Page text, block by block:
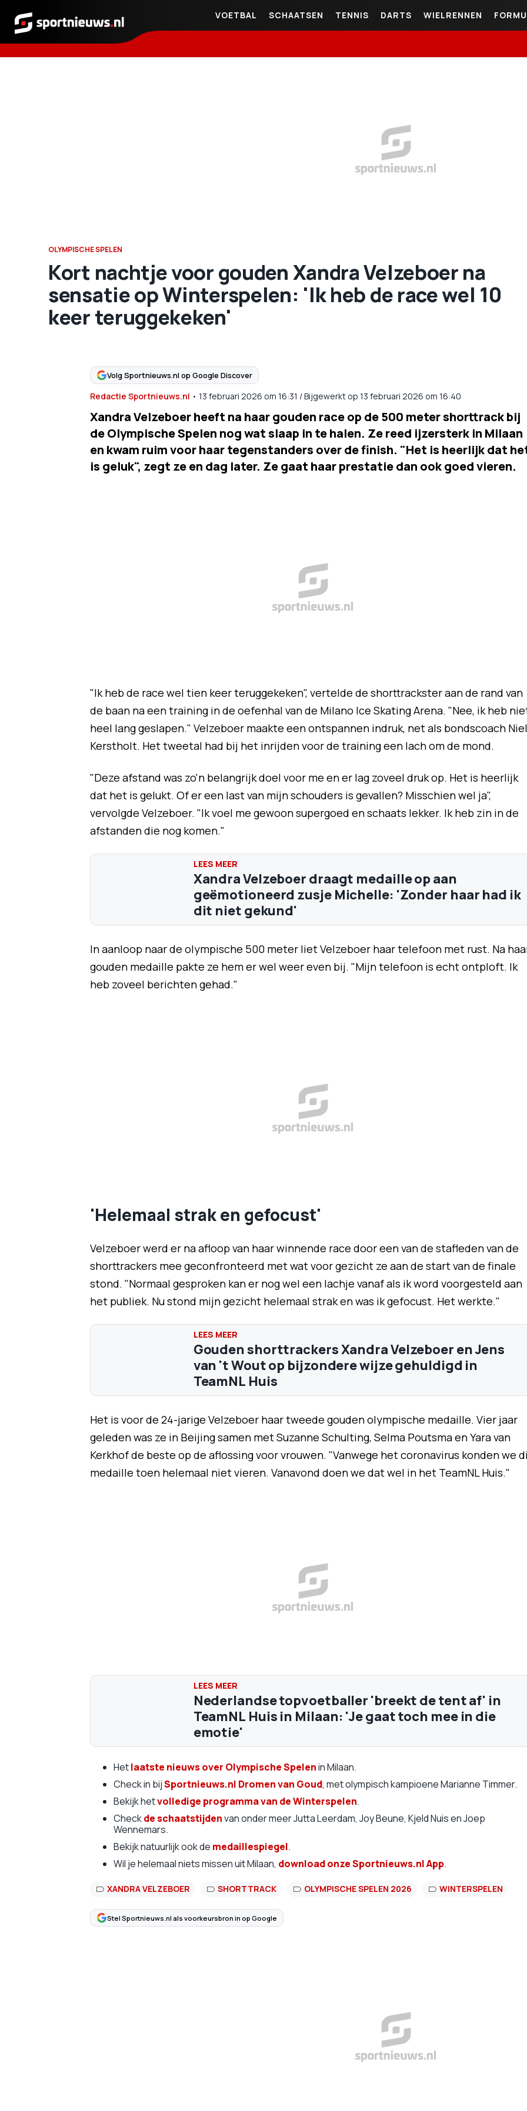
Sportnieuws.nl
VOETBAL SCHAATSEN TENNIS DARTS WIELRENNEN
OLYMPISCHE SPELEN
Kort nachtje voor gouden Xandra Velzeboer na
sensatie op Winterspelen: 'Ik heb de race wel 10
keer teruggekeken'
Volg Sportnieuws.nl op Google Discover
Redactie Sportnieuws.nl • 13 februari 2026 om 16:31 /Bijgewerkt op 13 februari 2026 om 16:40
Xandra Velzeboer heeft na haar gouden race op de 500 meter shorttrack bij
de Olympische Spelen nog wat slaap in te halen. Ze reed ijzersterk in Milaan
en kwam ruim voor haar tegenstanders over de finish. "Het is heerlijk dat
is geluk", zegt ze en dag later. Ze gaat haar prestatie dan ook goed vieren.
"Ik heb de race wel tien keer teruggekeken", vertelde de shorttrackster aan de rand van
de baan na een training in de oefenhal van de Milano Ice Skating Arena. "Nee, ik heb
heel lang geslapen." Velzeboer maakte een ontspannen indruk, net als bondscoach
Kerstholt. Het tweetal had bij het inrijden voor de training een lach om de mond.
"Deze afstand was zo'n belangrijk doel voor me en er lag zoveel druk op. Het is heerlijk
dat het is gelukt. Of er een last van mijn schouders is gevallen? Misschien wel ja",
vervolgde Velzeboer. "Ik voel me gewoon supergoed en schaats lekker. Ik heb zin in de
afstanden die nog komen."
Xandra Velzeboer draagt medaille op aan
geëmotioneerd zusje Michelle: 'Zonder haar had ik
dit niet gekund'
In aanloop naar de olympische 500 meter liet Velzeboer haar telefoon met rust. Na
gouden medaille pakte ze hem er wel weer even bij. "Mijn telefoon is echt ontploft. Ik
heb zoveel berichten gehad."
'Helemaal strak en gefocust'
Velzeboer werd er na afloop van haar winnende race door een van de stafleden van de
shorttrackers mee geconfronteerd met wat voor gezicht ze aan de start van de finale
stond. "Normaal gesproken kan er nog wel een lachje vanaf als ik word voorgesteld aan
het publiek. Nu stond mijn gezicht helemaal strak en was ik gefocust. Het werkte."
Gouden shorttrackers Xandra Velzeboer en Jens
van 't Wout op bijzondere wijze gehuldigd in
TeamNL Huis
Het is voor de 24-jarige Velzeboer haar tweede gouden olympische medaille. Vier jaar
geleden was ze in Beijing samen met Suzanne Schulting, Selma Poutsma en Yara van
Kerkhof de beste op de aflossing voor vrouwen. "Vanwege het coronavirus konden we
medaille toen helemaal niet vieren. Vanavond doen we dat wel in het TeamNL Huis."
Nederlandse topvoetballer 'breekt de tent af' in
TeamNL Huis in Milaan: 'Je gaat toch mee in die
emotie'
Hetlaatste nieuws over Olympische Spelenin Milaan.
Check in bijSportnieuws.nl Dromen van Goud, met olympisch kampioene Marianne Timmer.
Bekijk hetvolledige programma van de Winterspelen.
Checkde schaatstijdenvan onder meer Jutta Leerdam, Joy Beune, Kjeld Nuis en Joep
Wennemars.
Bekijk natuurlijk ook de medaillespiegel.
Wil je helemaal niets missen uit Milaan, download onze Sportnieuws.nl App.
XANDRA VELZEBOER SHORTTRACK OLYMPISCHE SPELEN 2026 WINTERSPELEN
Stel Sportnieuws.nl als voorkeursbron in op Google